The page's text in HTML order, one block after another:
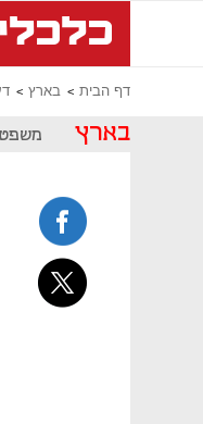
דף הבית בארץ
בארץ משפט